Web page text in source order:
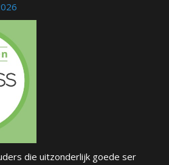
die uitzonderlijk goede ser